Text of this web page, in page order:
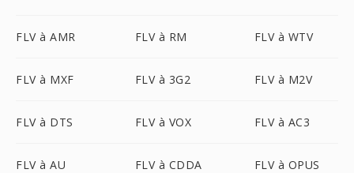
FLV à AMR FLV à RM FLV à WTV
FLV à MXF FLV à 3G2 FLV à M2V
FLV à DTS FLV à VOX FLV à AC3
FLV à AU FLV à CDDA FLV à OPUS